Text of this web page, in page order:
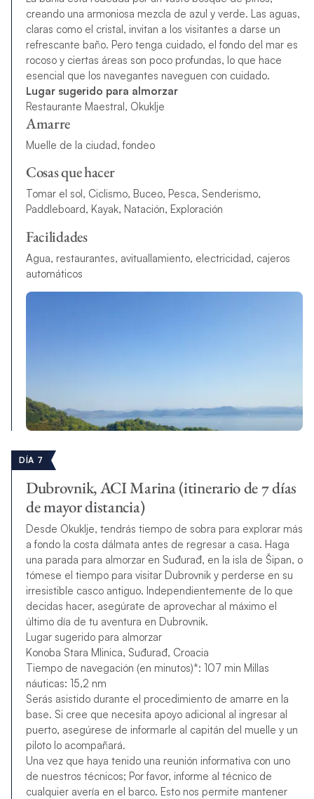
creando una armoniosa mezcla de azul y verde. Las aguas,
claras como el cristal, invitan a los visitantes a darse un
refrescante baño. Pero tenga cuidado, el fondo del mar es
rocoso y ciertas áreas son poco profundas, lo que hace
esencial que los navegantes naveguen con cuidado.
Lugar sugerido para almorzar
Restaurante Maestral, Okuklje
Amarre
Muelle de la ciudad, fondeo
Cosas que hacer
Tomar el sol, Ciclismo, Buceo, Pesca, Senderismo,
Paddleboard, Kayak, Natación, Exploración
Facilidades
Agua, restaurantes, avituallamiento, electricidad, cajeros
automáticos
DÍA 7
Dubrovnik, ACI Marina (itinerario de 7 días
de mayor distancia)
Desde Okuklje, tendrás tiempo de sobra para explorar más
a fondo la costa dálmata antes de regresar a casa. Haga
una parada para almorzar en Suđurađ, en la isla de Šipan, o
tómese el tiempo para visitar Dubrovnik y perderse en su
irresistible casco antiguo. Independientemente de lo que
decidas hacer, asegúrate de aprovechar al máximo el
último día de tu aventura en Dubrovnik.
Lugar sugerido para almorzar
Konoba Stara Mlinica, Suđurađ, Croacia
Tiempo de navegación (en minutos)*: 107 min Millas
náuticas: 15,2 nm
Serás asistido durante el procedimiento de amarre en la
base. Si cree que necesita apoyo adicional al ingresar al
puerto, asegúrese de informarle al capitán del muelle y un
piloto lo acompañará.
Una vez que haya tenido una reunión informativa con uno
de nuestros técnicos; Por favor, informe al técnico de
cualquier avería en el barco. Esto nos permite mantener